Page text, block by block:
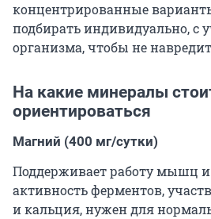
концентрированные
подбирать индивидуально, с
организма, чтобы не
На какие минералы
ориентироваться
Магний (400 мг/сутки)
Поддерживает работу мышц
активность ферментов,
и кальция, нужен для